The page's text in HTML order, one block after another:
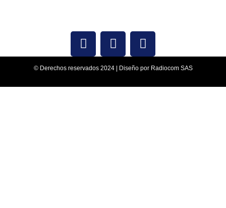
© Derechos reservados 2024 | Diseño por Radiocom SAS